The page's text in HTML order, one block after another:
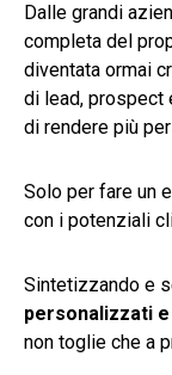
Dalle grandi
completa del
diventata ormai
di lead, prospect
di rendere più
Solo per fare un
con i potenziali
Sintetizzando e
personalizzati
non toglie che a